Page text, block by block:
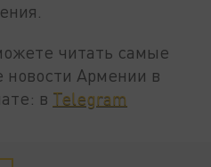
читать самые
Армении в
в Telegram